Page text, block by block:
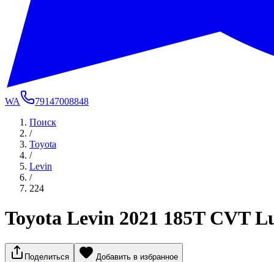
WA
79147008848
Поиск
/
Toyota
/
Levin
/
224
Toyota Levin 2021 185T CVT
Поделиться Добавить в избранное